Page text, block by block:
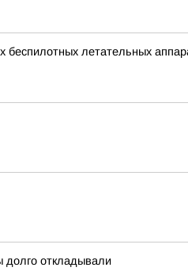
летательных
долго откладывали